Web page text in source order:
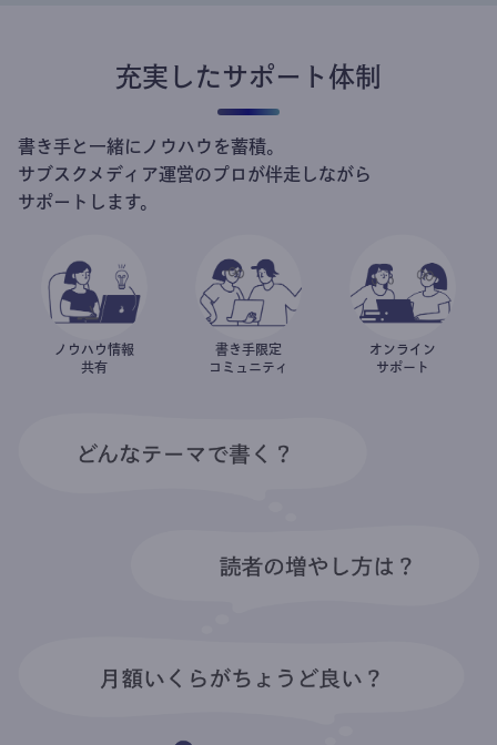
充実したサポート体制
書き手と一緒にノウハウを蓄積。
サブスクメディア運営のプロが伴走しながら
サポートします。
ノウハウ情報
共有
書き手限定
コミュニティ
オンライン
サポート